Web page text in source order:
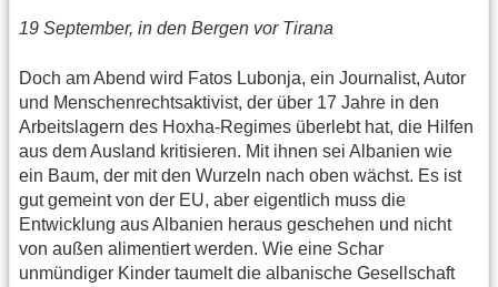
19 September, in den Bergen vor Tirana
Doch am Abend wird Fatos Lubonja, ein Journalist, Autor
und Menschenrechtsaktivist, der über 17 Jahre in den
Arbeitslagern des Hoxha-Regimes überlebt hat, die Hilfen
aus dem Ausland kritisieren. Mit ihnen sei Albanien wie
ein Baum, der mit den Wurzeln nach oben wächst. Es ist
gut gemeint von der EU, aber eigentlich muss die
Entwicklung aus Albanien heraus geschehen und nicht
von außen alimentiert werden. Wie eine Schar
unmündiger Kinder taumelt die albanische Gesellschaft